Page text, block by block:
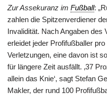
Zur Assekuranz im Fußball:
zahlen die Spitzenverdiener
Invalidität. Nach Angaben des
erleidet jeder Profifußballer
Verletzungen, eine davon ist
für längere Zeit ausfällt. ‚37
allein das Knie‘, sagt Stefan
Makler, der rund 100